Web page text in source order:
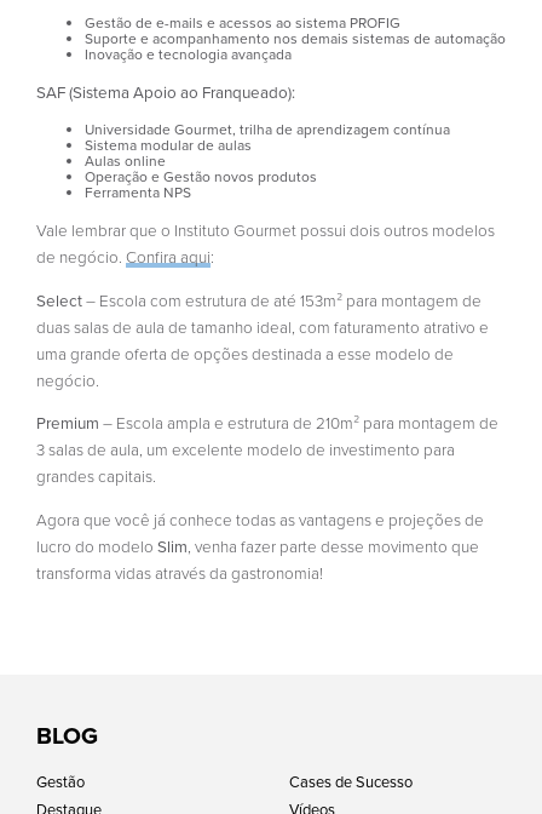
Gestão de e-mails e acessos ao sistema PROFIG
Suporte e acompanhamento nos demais sistemas de automação
Inovação e tecnologia avançada
SAF (Sistema Apoio ao Franqueado):
Universidade Gourmet, trilha de aprendizagem contínua
Sistema modular de aulas
Aulas online
Operação e Gestão novos produtos
Ferramenta NPS
Vale lembrar que o Instituto Gourmet possui dois outros modelos
de negócio. Confira aqui:
Select– Escola com estrutura de até 153m² para montagem de
duas salas de aula de tamanho ideal, com faturamento atrativo e
uma grande oferta de opções destinada a esse modelo de
negócio.
Premium – Escola ampla e estrutura de 210m² para montagem de
3 salas de aula, um excelente modelo de investimento para
grandes capitais.
Agora que você já conhece todas as vantagens e projeções de
lucro do modelo Slim , venha fazer parte desse movimento que
transforma vidas através da gastronomia!
BLOG
Gestão
Cases de Sucesso